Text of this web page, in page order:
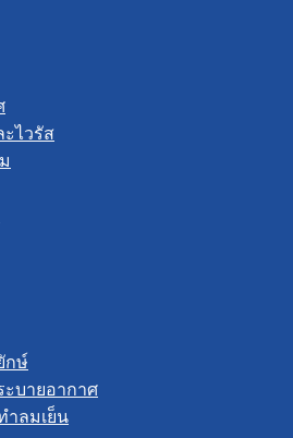
ะไวรัส
กษ์
บายอากาศ
ำลมเย็น